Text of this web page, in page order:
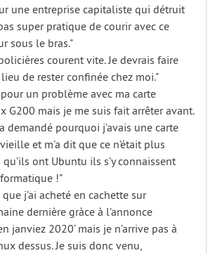
une entreprise capitaliste qui détruit
super pratique de courir avec ce
sous le bras."
courent vite. Je devrais faire
de rester confinée chez moi."
un problème avec ma carte
G200 mais je me suis fait arrêter avant.
demandé pourquoi j’avais une carte
et m’a dit que ce n’était plus
ont Ubuntu ils s’y connaissent
!"
que j’ai acheté en cachette sur
dernière gràce à l’annonce
janviez 2020’ mais je n’arrive pas à
dessus. Je suis donc venu,